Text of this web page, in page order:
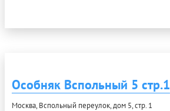
Особняк Вспольный 5 стр.1
Москва, Вспольный переулок, дом 5, стр. 1